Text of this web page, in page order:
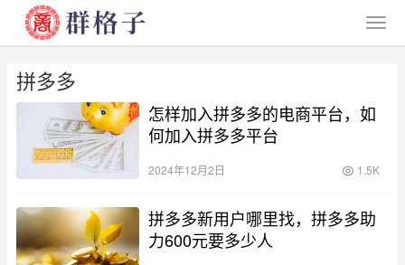
拼多多
怎样加入拼多多的电商平台，如
何加入拼多多平台
2024年12月2日 1.5K
拼多多新用户哪里找，拼多多助
力600元要多少人